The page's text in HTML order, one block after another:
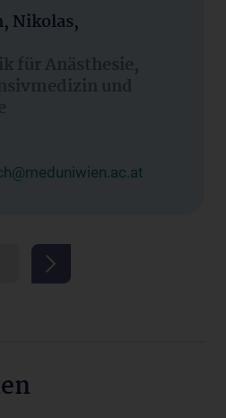
Nikolas,
für Anästhesie,
und